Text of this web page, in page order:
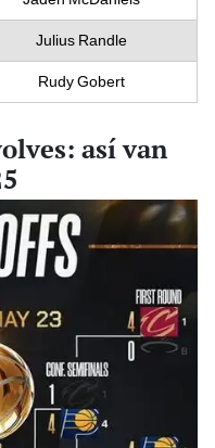
Julius Randle
Rudy Gobert
así van